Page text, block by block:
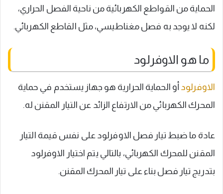
الحماية من القواطع الكهربائية من ناحية الفصل الحراري،
لكنه لا يوجد به فصل مغناطيسي، مثل القاطع الكهربائي.
ما هو الاوفرلود
الاوفرلود أو الحماية الحرارية هو جهاز يستخدم في حماية
المحرك الكهربائي من الارتفاع الزائد عن التيار المقنن له.
عادة ما ضبط تيار فصل الاوفرلود على نفس قيمة التيار
المقنن للمحرك الكهربائي، بالتالي يتم اختيار الاوفرلود
بتدريج تيار فصل بناء على تيار المحرك المقنن.